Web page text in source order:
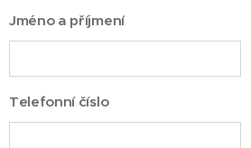
Jméno a příjmení
Telefonní číslo